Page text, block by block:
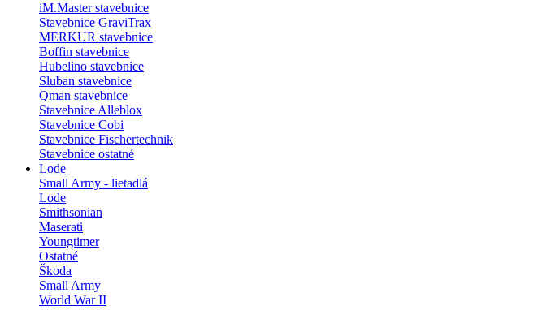
iM.Master stavebnice
Stavebnice GraviTrax
MERKUR stavebnice
Boffin stavebnice
Hubelino stavebnice
Sluban stavebnice
Qman stavebnice
Stavebnice Alleblox
Stavebnice Cobi
Stavebnice Fischertechnik
Stavebnice ostatné
Lode
Small Army - lietadlá
Lode
Smithsonian
Maserati
Youngtimer
Ostatné
Škoda
Small Army
World War II